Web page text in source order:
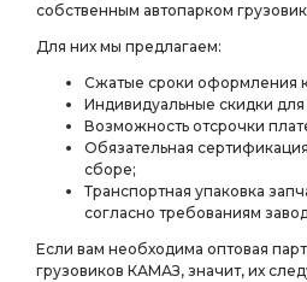
собственным автопарком
Для них мы предлагаем:
Сжатые сроки оформления
Индивидуальные скидки
Возможность отсрочки
Обязательная
сборе;
Транспортная упаковка
согласно требованиям
Если вам необходима оптовая
грузовиков КАМАЗ, значит, их